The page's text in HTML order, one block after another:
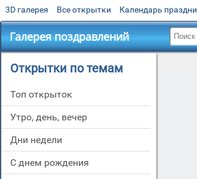
3D галерея Все открытки Календарь
Галерея поздравлений
Открытки по темам
Топ открыток
утро, день, вечер
дни недели
c днем рождения